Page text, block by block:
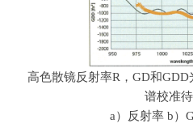
高色散镜反射率R， GD和GDD
谱校准待
a）反射率b）